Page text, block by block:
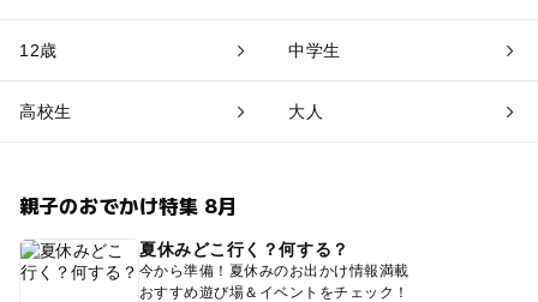
12歳 中学生
高校生 大人
親子のおでかけ特集 8月
夏休みどこ行く？何する？
今から準備！夏休みのお出かけ情報満載
おすすめ遊び場＆イベントをチェック！